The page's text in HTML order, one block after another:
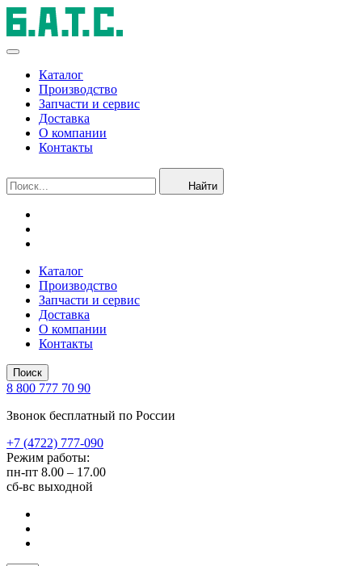
Каталог
Производство
Запчасти и сервис
Доставка
О компании
Контакты
Найти
Каталог
Производство
Запчасти и сервис
Доставка
О компании
Контакты
Поиск
8 800 777 70 90
Звонок бесплатный по России
+7 (4722) 777-090
Режим работы:
пн-пт 8.00 – 17.00
сб-вс выходной